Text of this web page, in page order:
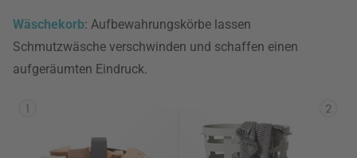
Wäschekorb: Aufbewahrungskörbe lassen
Schmutzwäsche verschwinden und schaffen einen
aufgeräumten Eindruck.